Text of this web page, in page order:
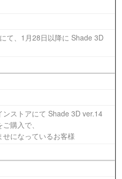
て、1月28日以降に Shade 3D
ンストアにて Shade 3D ver.14
購入で、
になっているお客様